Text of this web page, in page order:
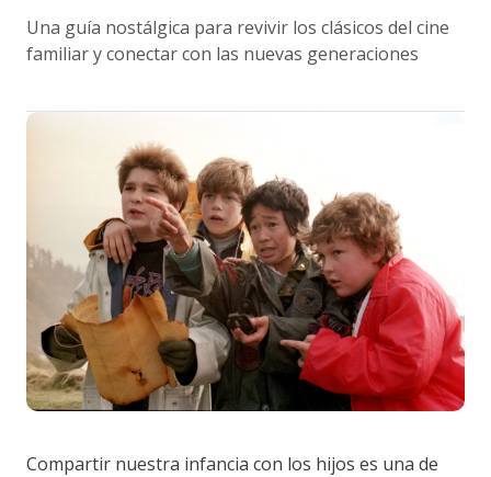
Una guía nostálgica para revivir los clásicos del cine
familiar y conectar con las nuevas generaciones
Compartir nuestra infancia con los hijos es una de